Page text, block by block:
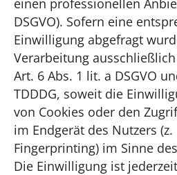
DSGVO). Sofern eine
Einwilligung abgefragt
Verarbeitung
Art. 6 Abs. 1 lit. a DSGVO
TDDDG, soweit die
von Cookies oder den
im Endgerät des Nutzers (z.
Fingerprinting) im Sinne
Die Einwilligung ist